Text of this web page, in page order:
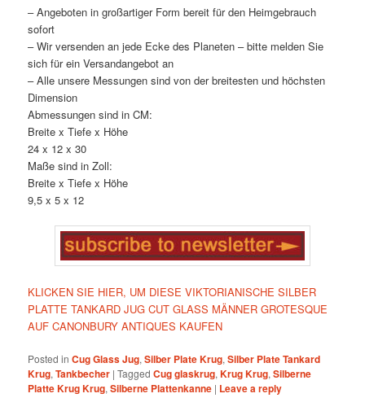
– Angeboten in großartiger Form bereit für den Heimgebrauch
sofort
– Wir versenden an jede Ecke des Planeten – bitte melden Sie
sich für ein Versandangebot an
– Alle unsere Messungen sind von der breitesten und höchsten
Dimension
Abmessungen sind in CM:
Breite x Tiefe x Höhe
24 x 12 x 30
Maße sind in Zoll:
Breite x Tiefe x Höhe
9,5 x 5 x 12
KLICKEN SIE HIER, UM DIESE VIKTORIANISCHE SILBER
PLATTE TANKARD JUG CUT GLASS MÄNNER GROTESQUE
AUF CANONBURY ANTIQUES KAUFEN
Posted in Cug Glass Jug,Silber Plate Krug,Silber Plate Tankard
Krug,Tankbecher |Tagged Cug glaskrug,Krug Krug,Silberne
Platte Krug Krug,Silberne Plattenkanne | Leave a reply